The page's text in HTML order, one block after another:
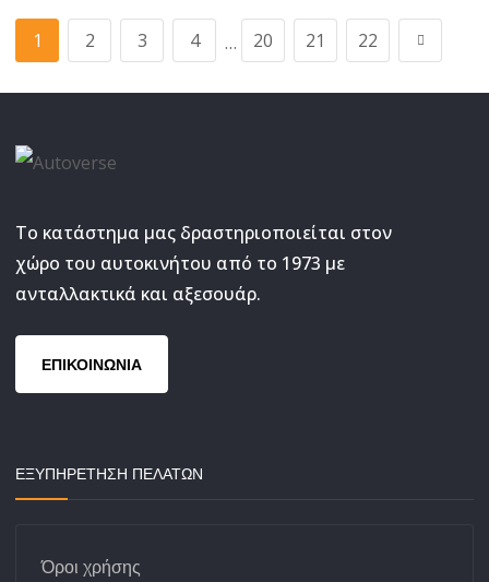
1 2 3 4 … 20 21 22
Το κατάστημα μας δραστηριοποιείται στον
χώρο του αυτοκινήτου από το 1973 με
ανταλλακτικά και αξεσουάρ.
ΕΠΙΚΟΙΝΩΝΙΑ
ΕΞΥΠΗΡΕΤΗΣΗ ΠΕΛΑΤΩΝ
Όροι χρήσης